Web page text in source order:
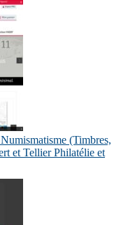
(Timbres,
et Tellier Philatélie et